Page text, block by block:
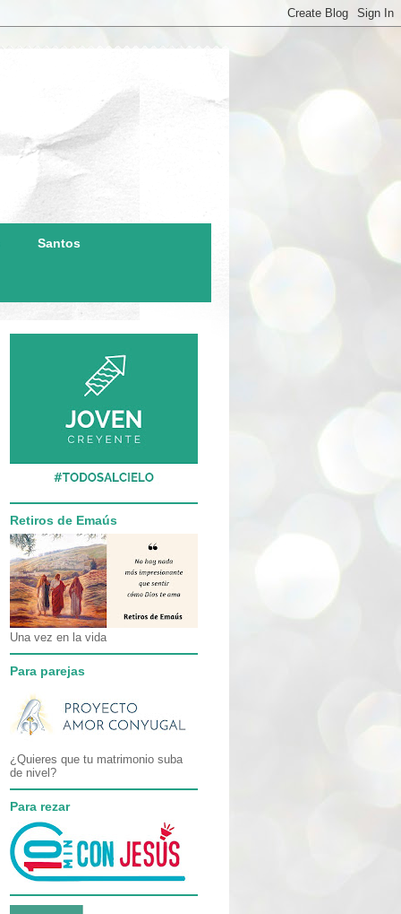
Santos
Retiros de Emaús
Una vez en la vida
Para parejas
¿Quieres que tu matrimonio suba
de nivel?
Para rezar